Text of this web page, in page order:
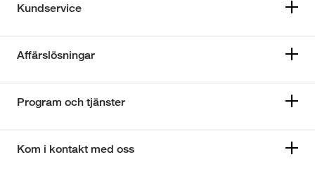
Kundservice
Affärslösningar
Program och tjänster
Kom i kontakt med oss